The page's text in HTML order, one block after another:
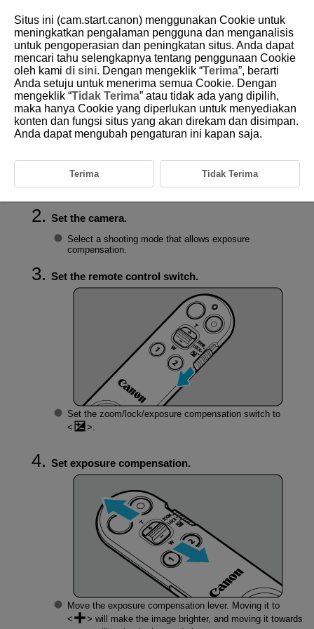
D403-013
Setting Exposure Compensation
Exposure compensation can be performed with the remote control.
Connect the remote control to the camera.
Connect the remote control and camera using the
Bluetooth function. (
)
Set the camera.
Select a shooting mode that allows exposure
compensation.
Set the remote control switch.
Set the zoom/lock/exposure compensation switch to
.
Set exposure compensation.
Move the exposure compensation lever. Moving it to
will make the image brighter, and moving it towards
Situs ini (cam.start.canon) menggunakan Cookie untuk
meningkatkan pengalaman pengguna dan menganalisis
untuk pengoperasian dan peningkatan situs. Anda dapat
mencari tahu selengkapnya tentang penggunaan Cookie
oleh kami di sini. Dengan mengeklik “Terima”, berarti
Anda setuju untuk menerima semua Cookie. Dengan
mengeklik “Tidak Terima” atau tidak ada yang dipilih,
maka hanya Cookie yang diperlukan untuk menyediakan
konten dan fungsi situs yang akan direkam dan disimpan.
Anda dapat mengubah pengaturan ini kapan saja.
Terima Tidak Terima